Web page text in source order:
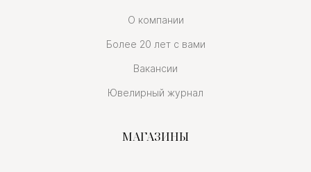
О компании
Более 20 лет с вами
Вакансии
Ювелирный журнал
МАГАЗИНЫ